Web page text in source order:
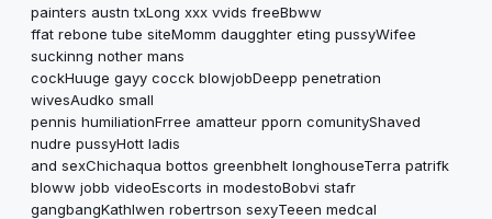
painters austn txLong xxx vvids freeBbww
ffat rebone tube siteMomm daugghter eting pussyWifee
suckinng nother mans
cockHuuge gayy cocck blowjobDeepp penetration
wivesAudko small
pennis humiliationFrree amatteur pporn comunityShaved
nudre pussyHott ladis
and sexChichaqua bottos greenbhelt longhouseTerra patrifk
bloww jobb videoEscorts in modestoBobvi stafr
gangbangKathlwen robertrson sexyTeeen medcal